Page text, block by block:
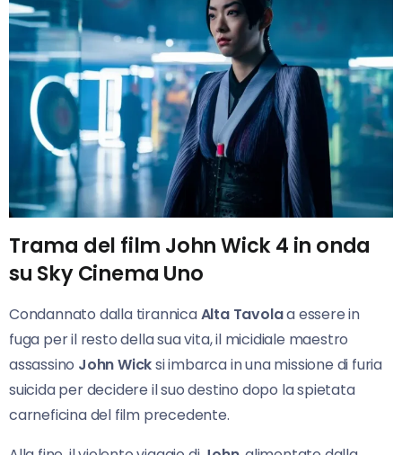
Trama del film John Wick 4 in onda
su Sky Cinema Uno
Condannato dalla tirannicaAlta Tavolaa essere in
fuga per il resto della sua vita, il micidiale maestro
assassino John Wicksi imbarca in una missione di furia
suicida per decidere il suo destino dopo la spietata
carneficina del film precedente.